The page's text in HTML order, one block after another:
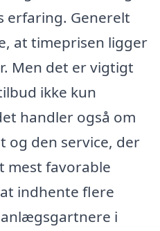
erfaring. Generelt
at timeprisen ligger
Men det er vigtigt
ikke kun
handler også om
og den service, der
mest favorable
indhente flere
i